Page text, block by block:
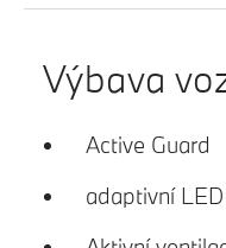
Výbava
Active Guard
adaptivní